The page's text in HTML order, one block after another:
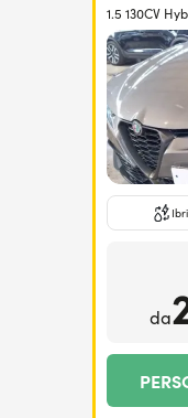
1.5 130CV
da